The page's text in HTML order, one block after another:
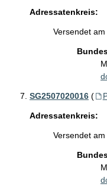
Adressatenkreis:
Versendet
SG2507020016 (
Adressatenkreis:
Versendet